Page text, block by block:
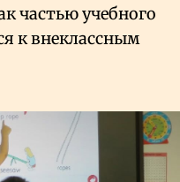
частью учебного
к внеклассным